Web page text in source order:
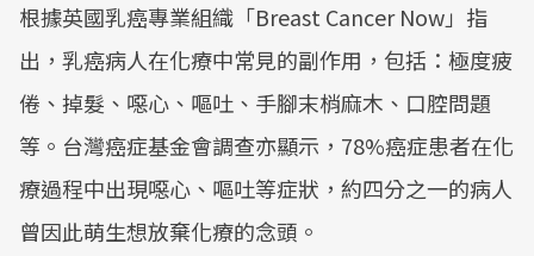
根據英國乳癌專業組織「Breast Cancer Now」指
出，乳癌病人在化療中常見的副作用，包括：極度疲
倦、掉髮、噁心、嘔吐、手腳末梢麻木、口腔問題
等。台灣癌症基金會調查亦顯示，78%癌症患者在化
療過程中出現噁心、嘔吐等症狀，約四分之一的病人
曾因此萌生想放棄化療的念頭。